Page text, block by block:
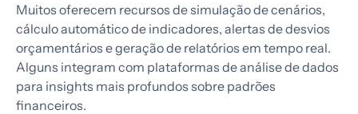
Muitos oferecem recursos de simulação de cenários,
cálculo automático de indicadores, alertas de desvios
orçamentários e geração de relatórios em tempo real.
Alguns integram com plataformas de análise de dados
para insights mais profundos sobre padrões
financeiros.